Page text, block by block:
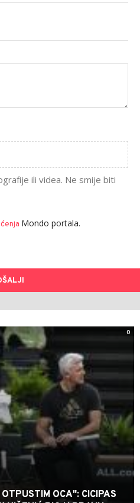
ili videa. Ne smije biti
Mondo portala.
0
OCA": CICIPAS